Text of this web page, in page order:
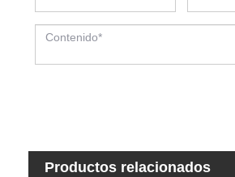
Productos relacionados